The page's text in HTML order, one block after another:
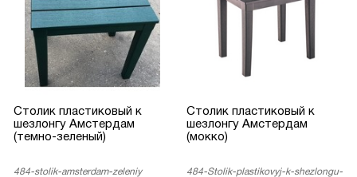
Столик пластиковый к
шезлонгу Амстердам
(темно-зеленый)
484-stolik-amsterdam-zeleniy
Столик пластиковый к
шезлонгу Амстердам
(мокко)
484-Stolik-plastikovyj-k-shezlongu-